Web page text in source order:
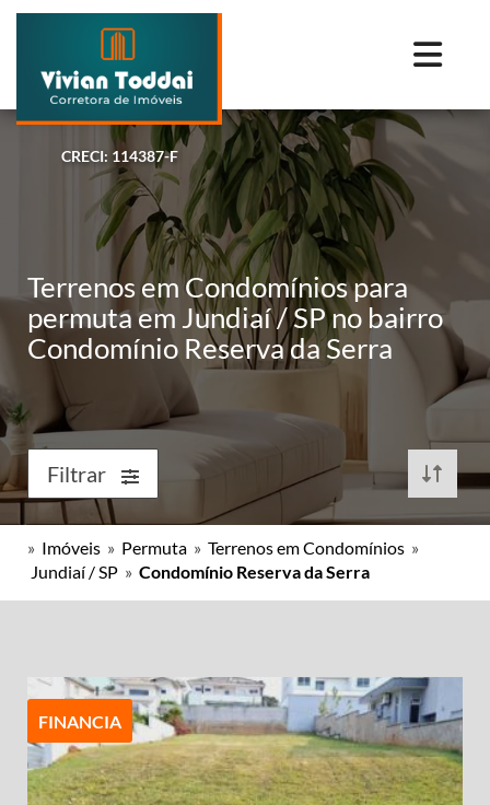
CRECI: 114387-F
Terrenos em Condomínios para
permuta em Jundiaí / SP no bairro
Condomínio Reserva da Serra
Filtrar
» Imóveis » Permuta » Terrenos em Condomínios »
Jundiaí / SP » Condomínio Reserva da Serra
FINANCIA